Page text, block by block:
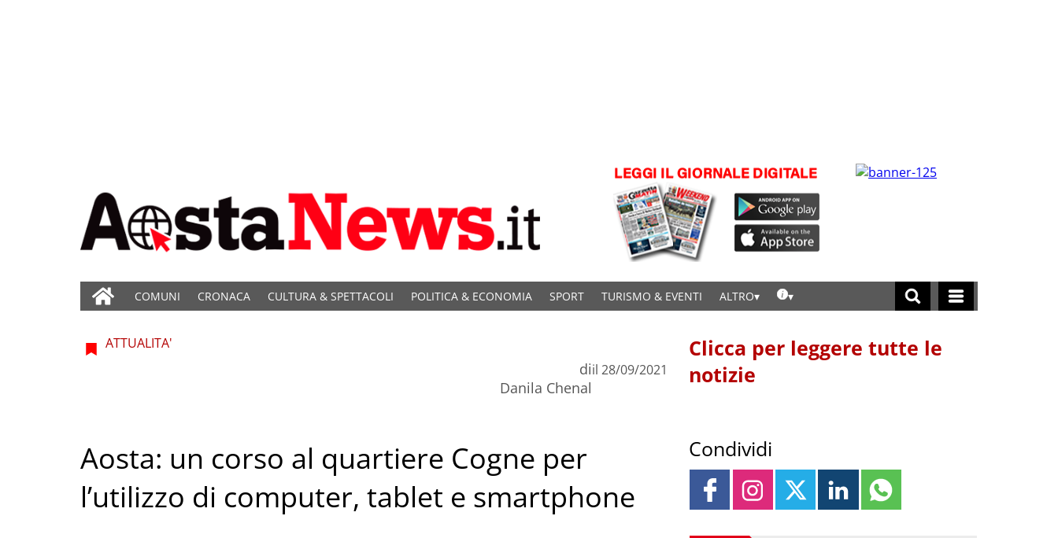
COMUNI CRONACA CULTURA & SPETTACOLI POLITICA & ECONOMIA SPORT TURISMO & EVENTI ALTRO
ATTUALITA'
di
Danila Chenal
il 28/09/2021
Aosta: un corso al quartiere Cogne per
l’utilizzo di computer, tablet e smartphone
Clicca per leggere tutte le
notizie
Condividi